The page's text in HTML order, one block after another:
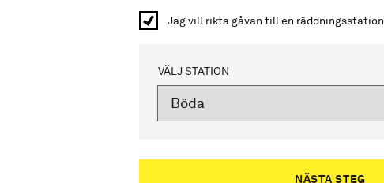
Jag vill rikta gåvan till en räddningsstation
VÄLJ STATION